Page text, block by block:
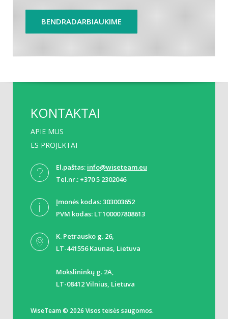
BENDRADARBIAUKIME
KONTAKTAI
APIE MUS
ES PROJEKTAI
El.paštas: info@wiseteam.eu
Tel.nr.: +370 5 2302046
Įmonės kodas: 303003652
PVM kodas: LT100007808613
K. Petrausko g. 26,
LT-441556 Kaunas, Lietuva
Mokslininkų g. 2A,
LT-08412 Vilnius, Lietuva
WiseTeam © 2026 Visos teisės saugomos.